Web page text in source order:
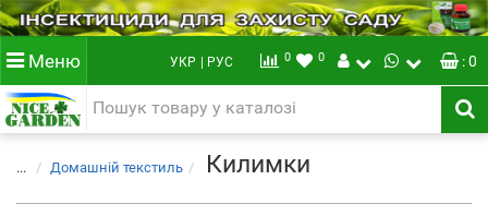
Меню УКР | РУС 0 0 : 0
... Домашній текстиль Килимки